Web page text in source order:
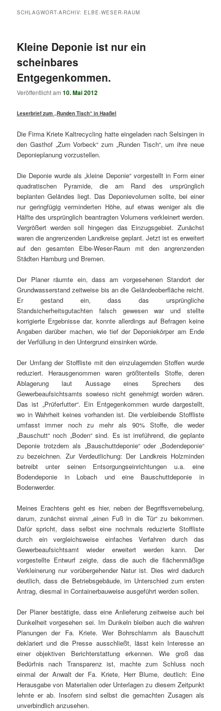
SCHLAGWORT-ARCHIV: ELBE-WESER-RAUM
Kleine Deponie ist nur ein
scheinbares
Entgegenkommen.
Veröffentlicht am10. Mai 2012
Leserbrief zum „Runden Tisch“ in Haaßel
Die Firma Kriete Kaltrecycling hatte eingeladen nach Selsingen in
den Gasthof „Zum Vorbeck“ zum „Runden Tisch“, um ihre neue
Deponieplanung vorzustellen.
Die Deponie wurde als „kleine Deponie“ vorgestellt in Form einer
quadratischen Pyramide, die am Rand des ursprünglich
beplanten Geländes liegt. Das Deponievolumen sollte, bei einer
nur geringfügig verminderten Höhe, auf etwas weniger als die
Hälfte des ursprünglich beantragten Volumens verkleinert werden.
Vergrößert werden soll hingegen das Einzugsgebiet. Zunächst
waren die angrenzenden Landkreise geplant. Jetzt ist es erweitert
auf den gesamten Elbe-Weser-Raum mit den angrenzenden
Städten Hamburg und Bremen.
Der Planer räumte ein, dass am vorgesehenen Standort der
Grundwasserstand zeitweise bis an die Geländeoberfläche reicht.
Er gestand ein, dass das ursprüngliche
Standsicherheitsgutachten falsch gewesen war und stellte
korrigierte Ergebnisse dar, konnte allerdings auf Befragen keine
Angaben darüber machen, wie tief der Deponiekörper am Ende
der Verfüllung in den Untergrund einsinken würde.
Der Umfang der Stoffliste mit den einzulagernden Stoffen wurde
reduziert. Herausgenommen waren größtenteils Stoffe, deren
Ablagerung laut Aussage eines Sprechers des
Gewerbeaufsichtsamts sowieso nicht genehmigt worden wären.
Das ist „Prüferfutter“. Ein Entgegenkommen wurde dargestellt,
wo in Wahrheit keines vorhanden ist. Die verbleibende Stoffliste
umfasst immer noch zu mehr als 90% Stoffe, die weder
„Bauschutt“ noch „Boden“ sind. Es ist irreführend, die geplante
Deponie trotzdem als „Bauschuttdeponie“ oder „Bodendeponie“
zu bezeichnen. Zur Verdeutlichung: Der Landkreis Holzminden
betreibt unter seinen Entsorgungseinrichtungen u.a. eine
Bodendeponie in Lobach und eine Bauschuttdeponie in
Bodenwerder.
Meines Erachtens geht es hier, neben der Begriffsvernebelung,
darum, zunächst einmal „einen Fuß in die Tür“ zu bekommen.
Dafür spricht, dass selbst eine nochmals reduzierte Stoffliste
durch ein vergleichsweise einfaches Verfahren durch das
Gewerbeaufsichtsamt wieder erweitert werden kann. Der
vorgestellte Entwurf zeigte, dass die auch die flächenmäßige
Verkleinerung nur vorübergehender Natur ist. Dies wird dadurch
deutlich, dass die Betriebsgebäude, im Unterschied zum ersten
Antrag, diesmal in Containerbauweise ausgeführt werden sollen.
Der Planer bestätigte, dass eine Anlieferung zeitweise auch bei
Dunkelheit vorgesehen sei. Im Dunkeln bleiben auch die wahren
Planungen der Fa. Kriete. Wer Bohrschlamm als Bauschutt
deklariert und die Presse ausschließt, lässt kein Interesse an
einer objektiven Berichterstattung erkennen. Wie groß das
Bedürfnis nach Transparenz ist, machte zum Schluss noch
einmal der Anwalt der Fa. Kriete, Herr Blume, deutlich: Eine
Herausgabe von Materialien oder Unterlagen zu diesem Zeitpunkt
lehnte er ab. Insofern sind selbst die gemachten Zusagen als
unverbindlich anzusehen.